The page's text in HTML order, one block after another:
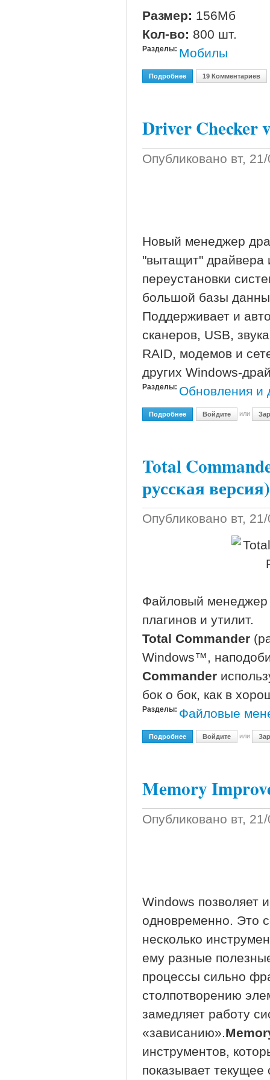
Размер: 156Мб
Кол-во: 800 шт.
Разделы: Мобилы
Подробнее О 800 Java Игр Для
19 Комментариев
Driver Checker
Опубликовано вт,
Новый менеджер
"вытащит" драйвера
переустановки
большой базы
Поддерживает и
сканеров, USB,
RAID, модемов и
других Windows-
Разделы: Обновления и
Подробнее О Driver Checker V2.7.3
Войдите или
Total
русская версия)
Опубликовано вт,
Файловый
плагинов и утилит.
Total Commander
Windows™,
Commander
бок о бок, как в
Разделы: Файловые
Подробнее О Total Commander
Войдите или
Memory
Опубликовано вт,
Windows позволяет
одновременно. Это
несколько
ему разные
процессы сильно
столпотворению
замедляет работу
«зависанию».
инструментов,
показывает